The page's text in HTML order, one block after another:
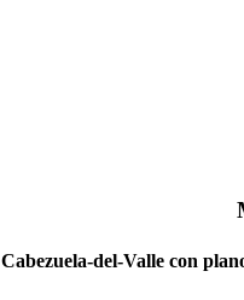
Cabezuela-del-Valle con